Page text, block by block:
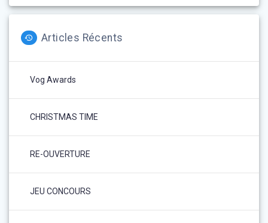
Articles Récents
Vog Awards
CHRISTMAS TIME
RE-OUVERTURE
JEU CONCOURS